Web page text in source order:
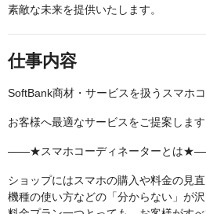
素敵な未来を提供いたします。
仕事内容
SoftBank商材・サービスを扱うスマホ
お客様へ最適なサービスをご提案します
――★スマホコーディネーターとは
ショップにはスマホの購入や料金の見直
機種の使い方などの「分からない」が沢